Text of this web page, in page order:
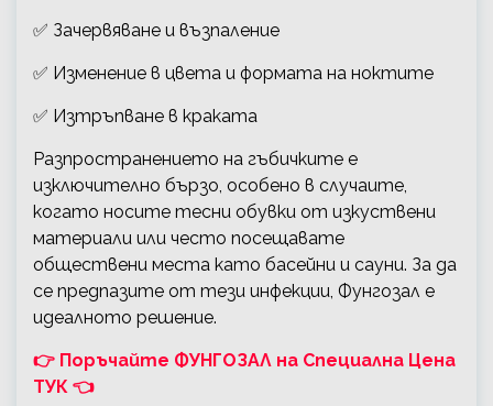
✅ Зачервяване и възпаление
✅ Изменение в цвета и формата на ноктите
✅ Изтръпване в краката
Разпространението на гъбичките е
изключително бързо, особено в случаите,
когато носите тесни обувки от изкуствени
материали или често посещавате
обществени места като басейни и сауни. За да
се предпазите от тези инфекции, Фунгозал е
идеалното решение.
👉 Поръчайте ФУНГОЗАЛ на Специална Цена
ТУК 👈